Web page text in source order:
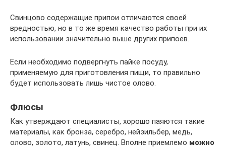
Свинцово содержащие припои отличаются своей
вредностью, но в то же время качество работы при их
использовании значительно выше других припоев.
Если необходимо подвергнуть пайке посуду,
применяемую для приготовления пищи, то правильно
будет использовать лишь чистое олово.
Флюсы
Как утверждают специалисты, хорошо паяются такие
материалы, как бронза, серебро, нейзильбер, медь,
олово, золото, латунь, свинец. Вполне приемлемо можно